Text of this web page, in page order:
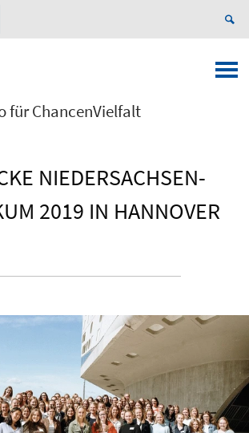
für ChancenVielfalt
NIEDERSACHSEN-
2019 IN HANNOVER